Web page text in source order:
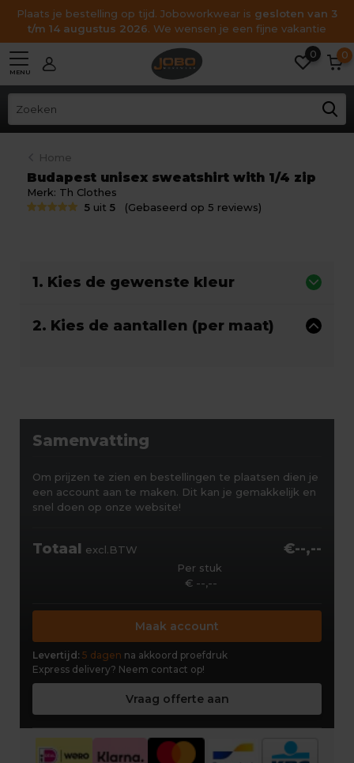
Plaats je bestelling op tijd. Joboworkwear is gesloten van 3
t/m 14 augustus 2026. We wensen je een fijne vakantie
MENU
0 0
Home
Budapest unisex sweatshirt with 1/4 zip
Merk: Th Clothes
5 uit5 (Gebaseerd op 5 reviews)
1. Kies de gewenste kleur
2. Kies de aantallen (per maat)
Samenvatting
Om prijzen te zien en bestellingen te plaatsen dien je
een account aan te maken. Dit kan je gemakkelijk en
snel doen op onze website!
Totaal excl.BTW €--,--
Per stuk
€ --,--
Maak account
Levertijd: 5 dagen na akkoord proefdruk
Express delivery? Neem contact op!
Vraag offerte aan